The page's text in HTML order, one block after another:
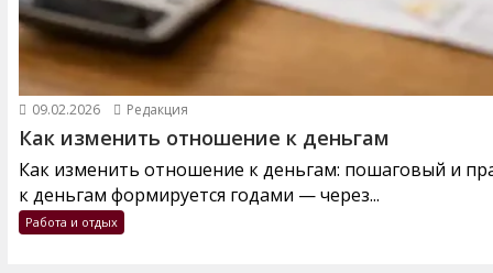
09.02.2026 Редакция
Как изменить отношение к деньгам
Как изменить отношение к деньгам: пошаговый и
к деньгам формируется годами — через...
Работа и отдых